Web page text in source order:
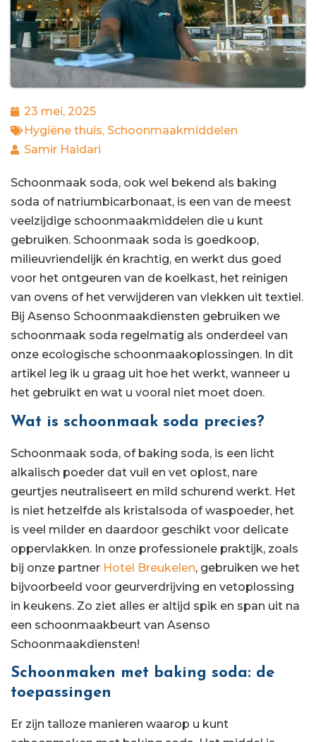
23 mei, 2025
Hygiëne thuis, Schoonmaakmiddelen
Samir Haidari
Schoonmaak soda, ook wel bekend als baking
soda of natriumbicarbonaat, is een van de meest
veelzijdige schoonmaakmiddelen die u kunt
gebruiken. Schoonmaak soda is goedkoop,
milieuvriendelijk én krachtig, en werkt dus goed
voor het ontgeuren van de koelkast, het reinigen
van ovens of het verwijderen van vlekken uit textiel.
Bij Asenso Schoonmaakdiensten gebruiken we
schoonmaak soda regelmatig als onderdeel van
onze ecologische schoonmaakoplossingen. In dit
artikel leg ik u graag uit hoe het werkt, wanneer u
het gebruikt en wat u vooral niet moet doen.
Wat is schoonmaak soda precies?
Schoonmaak soda, of baking soda, is een licht
alkalisch poeder dat vuil en vet oplost, nare
geurtjes neutraliseert en mild schurend werkt. Het
is niet hetzelfde als kristalsoda of waspoeder, het
is veel milder en daardoor geschikt voor delicate
oppervlakken. In onze professionele praktijk, zoals
bij onze partner Hotel Breukelen, gebruiken we het
bijvoorbeeld voor geurverdrijving en vetoplossing
in keukens. Zo ziet alles er altijd spik en span uit na
een schoonmaakbeurt van Asenso
Schoonmaakdiensten!
Schoonmaken met baking soda: de
toepassingen
Er zijn talloze manieren waarop u kunt